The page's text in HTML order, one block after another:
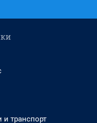
и транспорт